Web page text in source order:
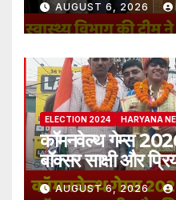
AUGUST 6, 2026
ELECTION 2024 HARYANA
कॉमनवेल्थ गेम्स
बॉक्सर साक्षी और
AUGUST 6, 2026